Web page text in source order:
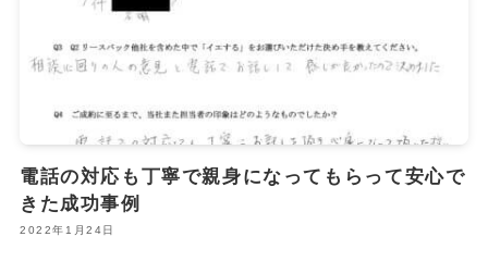
電話の対応も丁寧で親身になってもらって安心で
きた成功事例
2022年1月24日